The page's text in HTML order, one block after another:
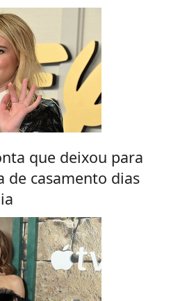
que deixou para
de casamento dias